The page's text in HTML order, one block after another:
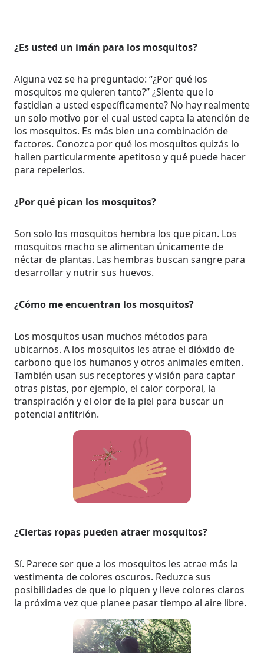
¿Es usted un imán para los mosquitos?
Alguna vez se ha preguntado: “¿Por qué los
mosquitos me quieren tanto?” ¿Siente que lo
fastidian a usted específicamente? No hay realmente
un solo motivo por el cual usted capta la atención de
los mosquitos. Es más bien una combinación de
factores. Conozca por qué los mosquitos quizás lo
hallen particularmente apetitoso y qué puede hacer
para repelerlos.
¿Por qué pican los mosquitos?
Son solo los mosquitos hembra los que pican. Los
mosquitos macho se alimentan únicamente de
néctar de plantas. Las hembras buscan sangre para
desarrollar y nutrir sus huevos.
¿Cómo me encuentran los mosquitos?
Los mosquitos usan muchos métodos para
ubicarnos. A los mosquitos les atrae el dióxido de
carbono que los humanos y otros animales emiten.
También usan sus receptores y visión para captar
otras pistas, por ejemplo, el calor corporal, la
transpiración y el olor de la piel para buscar un
potencial anfitrión.
¿Ciertas ropas pueden atraer mosquitos?
Sí. Parece ser que a los mosquitos les atrae más la
vestimenta de colores oscuros. Reduzca sus
posibilidades de que lo piquen y lleve colores claros
la próxima vez que planee pasar tiempo al aire libre.